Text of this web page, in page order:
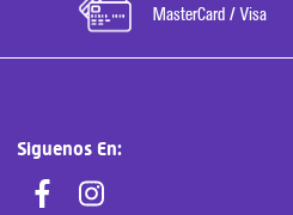
MasterCard / Visa
Siguenos En: